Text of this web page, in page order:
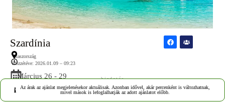
Szardínia
Olaszország
Közzétéve: 2026.01.09 – 09:23
Március 26 - 29
hirdetés
Az árak az ajánlat megjelenésekor aktuálisak. Azonban idővel, akár percenként is változhatnak,
mivel mások is lefoglalhatják az adott ajánlatot előbb.